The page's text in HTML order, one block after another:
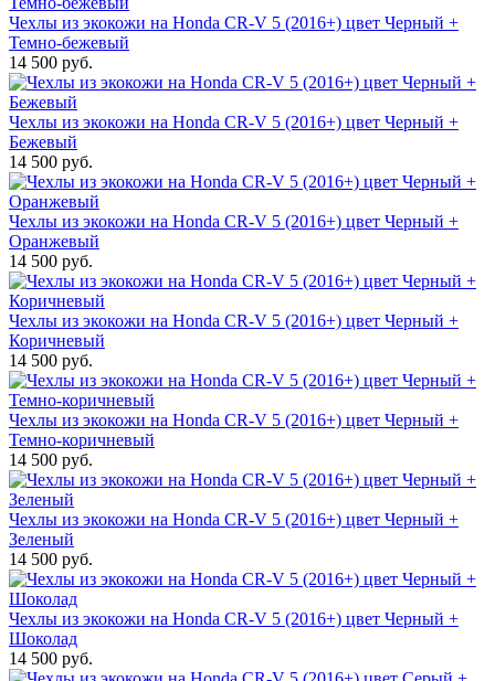
Чехлы из экокожи на Honda CR-V 5 (2016+) цвет Черный +
Темно-бежевый
14 500 руб.
Чехлы из экокожи на Honda CR-V 5 (2016+) цвет Черный +
Бежевый
14 500 руб.
Чехлы из экокожи на Honda CR-V 5 (2016+) цвет Черный +
Оранжевый
14 500 руб.
Чехлы из экокожи на Honda CR-V 5 (2016+) цвет Черный +
Коричневый
14 500 руб.
Чехлы из экокожи на Honda CR-V 5 (2016+) цвет Черный +
Темно-коричневый
14 500 руб.
Чехлы из экокожи на Honda CR-V 5 (2016+) цвет Черный +
Зеленый
14 500 руб.
Чехлы из экокожи на Honda CR-V 5 (2016+) цвет Черный +
Шоколад
14 500 руб.